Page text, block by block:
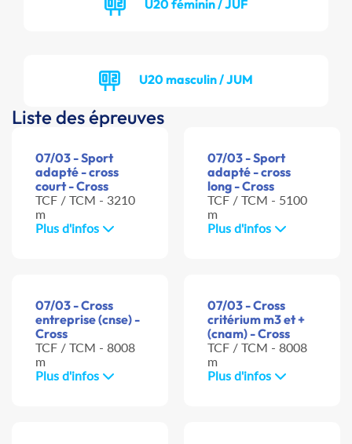
U20 féminin / JUF
U20 masculin / JUM
Liste des épreuves
07/03 - Sport
adapté - cross
court - Cross
TCF / TCM - 3210
m
Plus d'infos
07/03 - Sport
adapté - cross
long - Cross
TCF / TCM - 5100
m
Plus d'infos
07/03 - Cross
entreprise (cnse) -
Cross
TCF / TCM - 8008
m
Plus d'infos
07/03 - Cross
critérium m3 et +
(cnam) - Cross
TCF / TCM - 8008
m
Plus d'infos